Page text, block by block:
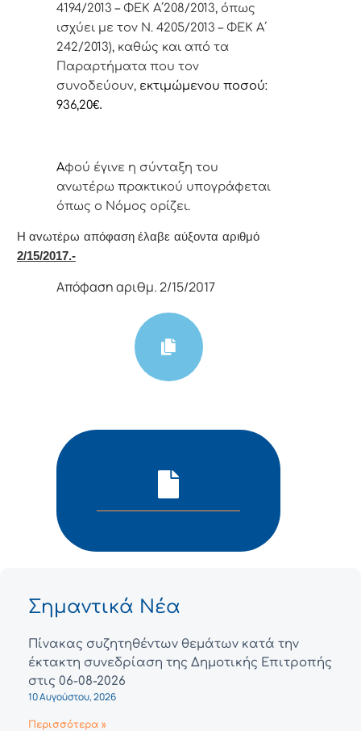
4194/2013 – ΦΕΚ Α΄208/2013, όπως
ισχύει με τον Ν. 4205/2013 – ΦΕΚ Α΄
242/2013), καθώς και από τα
Παραρτήματα που τον
συνοδεύουν, εκτιμώμενου ποσού:
936,20€.
Αφoύ έγιvε η σύvταξη τoυ
αvωτέρω πρακτικoύ υπoγράφεται
όπως o Νόμoς oρίζει.
Η αvωτέρω απόφαση έλαβε αύξοντα αριθμό
2/15/2017.-
Απόφαση αριθμ. 2/15/2017
Σημαντικά Νέα
Πίνακας συζητηθέντων θεμάτων κατά την
έκτακτη συνεδρίαση της Δημοτικής Επιτροπής
στις 06-08-2026
10 Αυγούστου, 2026
Περισσότερα »